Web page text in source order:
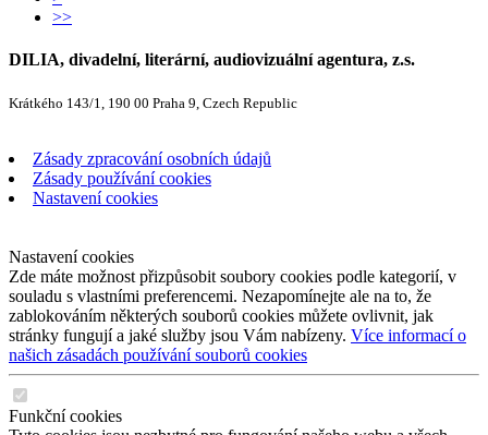
>>
DILIA, divadelní, literární, audiovizuální agentura, z.s.
Krátkého 143/1, 190 00 Praha 9, Czech Republic
Zásady zpracování osobních údajů
Zásady používání cookies
Nastavení cookies
Nastavení cookies
Zde máte možnost přizpůsobit soubory cookies podle kategorií, v
souladu s vlastními preferencemi. Nezapomínejte ale na to, že
zablokováním některých souborů cookies můžete ovlivnit, jak
stránky fungují a jaké služby jsou Vám nabízeny. Více informací o
našich zásadách používání souborů cookies
Funkční cookies